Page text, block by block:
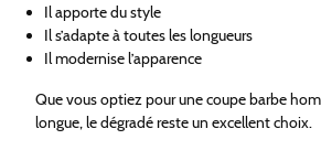
Il apporte du style
Il s’adapte à toutes les longueurs
Il modernise l’apparence
Que vous optiez pour une coupe barbe
longue, le dégradé reste un excellent choix.